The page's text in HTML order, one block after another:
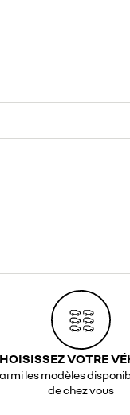
VOTRE
les modèles
de chez vous